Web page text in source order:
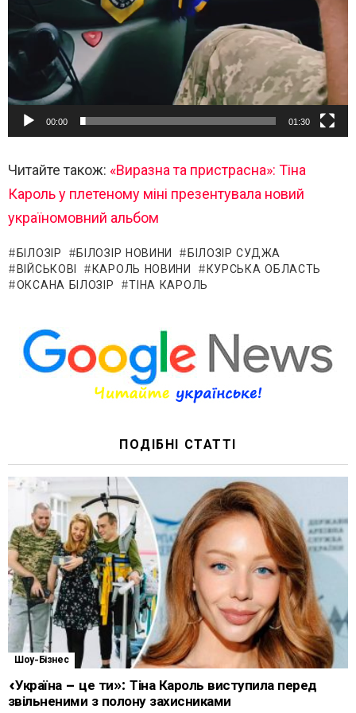
00:00 01:30
Читайте також: «Виразна та пристрасна»: Тіна
Кароль у плетеному міні презентувала новий
україномовний альбом
БІЛОЗІР БІЛОЗІР НОВИНИ
БІЛОЗІР СУДЖА
ВІЙСЬКОВІ
КАРОЛЬ НОВИНИ
КУРСЬКА ОБЛАСТЬ
ОКСАНА БІЛОЗІР
ТІНА КАРОЛЬ
ПОДІБНІ СТАТТІ
Шоу-Бізнес
«Україна – це ти»: Тіна Кароль виступила перед
звільненими з полону захисниками